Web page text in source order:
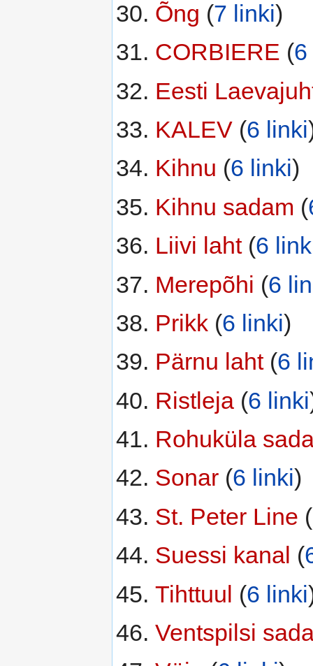
Õng ‏‎ (7 linki)
CORBIERE ‏‎ (6
Eesti
KALEV‏‎ (6 linki
Kihnu ‏‎ (6 linki)
Kihnu sadam ‏‎ (
Liivi laht‏‎ (6
Merepõhi ‏‎ (6
Prikk‏‎ (6 linki)
Pärnu laht‏‎ (6
Ristleja‏‎ (6 linki
Rohuküla
Sonar‏‎ (6 linki)
St. Peter Line ‏‎ (
Suessi kanal ‏‎ (
Tihttuul ‏‎ (6 linki
Ventspilsi